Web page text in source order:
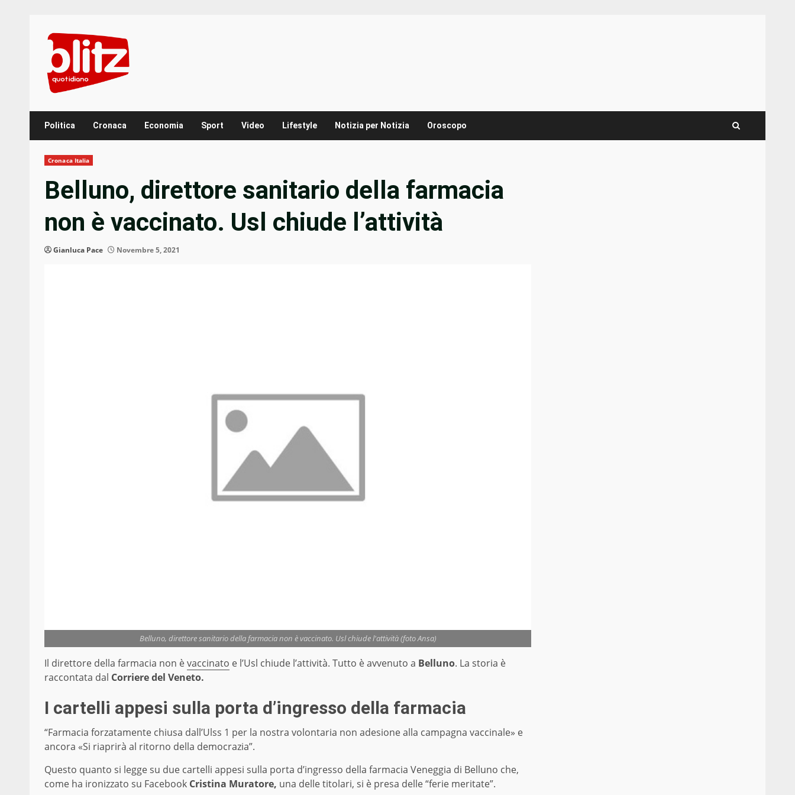
content
Politica Cronaca Economia Sport Video Lifestyle Notizia per Notizia Oroscopo
Cronaca Italia
Belluno, direttore sanitario della farmacia
non è vaccinato. Usl chiude l’attività
Gianluca Pace Novembre 5, 2021
Belluno, direttore sanitario della farmacia non è vaccinato. Usl chiude l'attività (foto Ansa)
Il direttore della farmacia non èvaccinato e l’Usl chiude l’attività. Tutto è avvenuto a Belluno. La storia è
raccontata dal Corriere del Veneto.
I cartelli appesi sulla porta d’ingresso della farmacia
“Farmacia forzatamente chiusa dall’Ulss 1 per la nostra volontaria non adesione alla campagna vaccinale» e
ancora «Si riaprirà al ritorno della democrazia”.
Questo quanto si legge su due cartelli appesi sulla porta d’ingresso della farmacia Veneggia di Belluno che,
come ha ironizzato su Facebook Cristina Muratore, una delle titolari, si è presa delle “ferie meritate”.